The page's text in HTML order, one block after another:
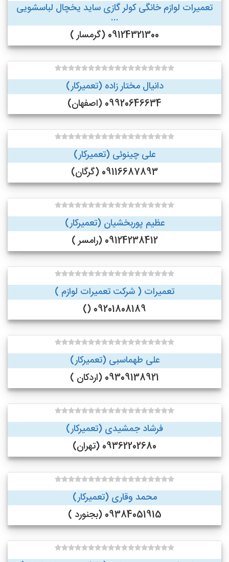
تعمیرات لوازم خانگی کولر گازی ساید یخچال لباسشویی
...
09124321300 (گرمسار )
دانیال مختار زاده (تعمیرکار)
09920646634 (اصفهان)
علی چینوئی (تعمیرکار)
09116687893 (گرگان)
عظیم پوربخشیان (تعمیرکار)
09124238412 (رامسر )
تعمیرات ( شرکت تعمیرات لوازم )
09201808189 ()
علی طهماسبی (تعمیرکار)
09309138921 (اردکان )
فرشاد جمشیدی (تعمیرکار)
09362202680 (تهران)
محمد وقاری (تعمیرکار)
09384051915 (بجنورد )